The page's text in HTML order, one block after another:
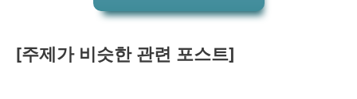
[주제가 비슷한 관련 포스트]